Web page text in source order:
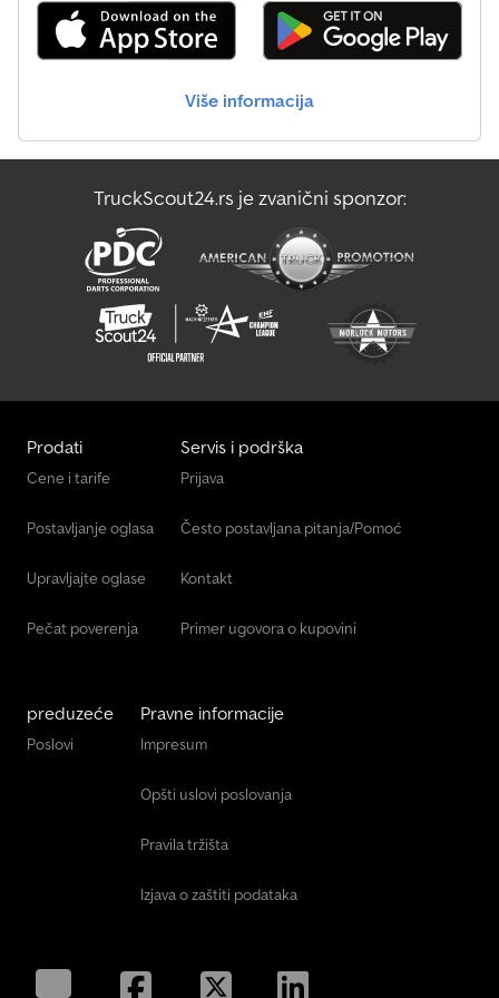
profili, mogu se preklopiti sa sve četiri strane, skidaju se, sa
ugradnim bravama - 4 umetljive čelične ćoškove za veliku nosivost
Teretna površina: - Čelični pod sa 6 ugradnih veznih prstenova,
13-polnim utikačem i rikverc svetlom - Elektrohidraulika u
Više informacija
TruckScout24.rs je zvanični sponzor:
Prodati
Cene i tarife
Postavljanje oglasa
Upravljajte oglase
Pečat poverenja
Servis i podrška
Prijava
Često postavljana pitanja/Pomoć
Kontakt
Primer ugovora o kupovini
preduzeće
Poslovi
Pravne informacije
Impresum
Opšti uslovi poslovanja
Pravila tržišta
Izjava o zaštiti podataka